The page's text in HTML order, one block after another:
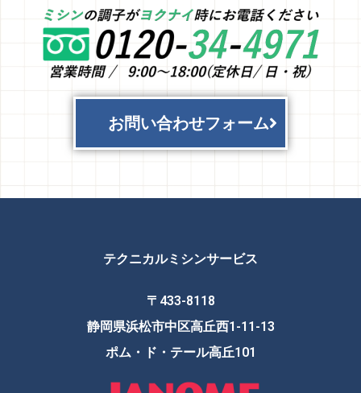
お問い合わせフォーム
テクニカルミシンサービス
〒433-8118
静岡県浜松市中区高丘西1-11-13
ポム・ド・テール高丘101